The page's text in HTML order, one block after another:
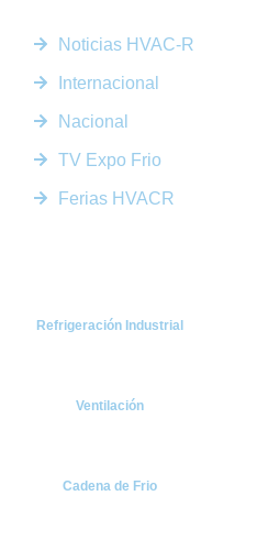
Noticias HVAC-R
Internacional
Nacional
TV Expo Frio
Ferias HVACR
Refrigeración Industrial
Ventilación
Cadena de Frio